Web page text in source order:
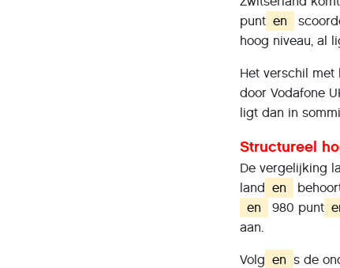
punt en
hoog niveau, al
Het verschil met
door Vodafone
ligt dan in
Structureel
De vergelijking
land en
en
980 punt
aan.
Volg en s de